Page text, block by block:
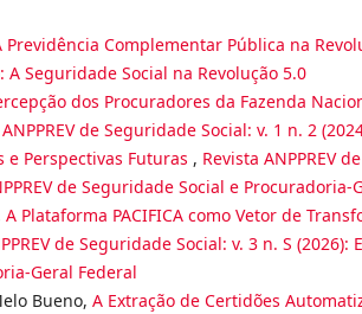
Previdência Complementar Pública na
A Seguridade Social na Revolução 5.0
dos Procuradores da Fazenda
de Seguridade Social: v. 1 n. 2
e Perspectivas Futuras , Revista ANPPREV
de Seguridade Social e Procuradoria-
A Plataforma PACIFICA como Vetor de
de Seguridade Social: v. 3 n. S (2026):
Geral Federal
Bueno, A Extração de Certidões